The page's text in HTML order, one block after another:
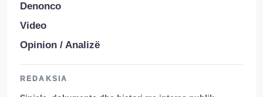
Denonco
Video
Opinion / Analizë
REDAKSIA